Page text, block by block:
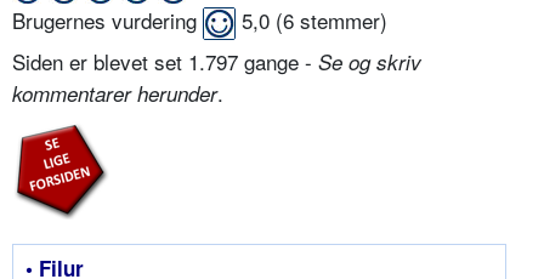
Brugernes vurdering 5,0 (6 stemmer)
Siden er blevet set 1.797 gange - Se og skriv
kommentarer herunder.
• Filur